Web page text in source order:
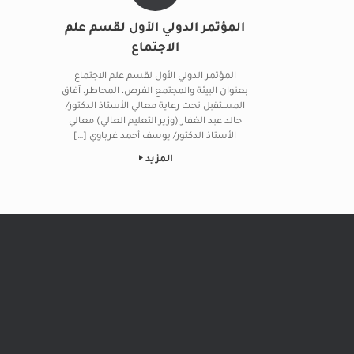
المؤتمر الدولي الأول لقسم علم
الاجتماع
المؤتمر الدولي الأول لقسم علم الاجتماع
بعنوان البيئة والمجتمع الفرص، المخاطر، آفاق
المستقبل تحت رعاية معالي الأستاذ الدكتور/
خالد عبد الغفار (وزير التعليم العالي) معالي
الأستاذ الدكتور/ يوسف أحمد غرباوي […]
المزيد